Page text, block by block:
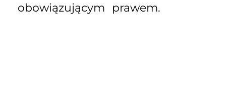
obowiązującym prawem.